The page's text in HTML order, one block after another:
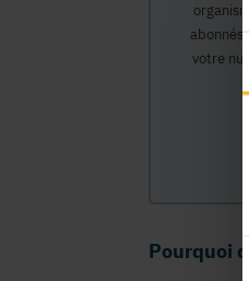
votre
Pourquoi